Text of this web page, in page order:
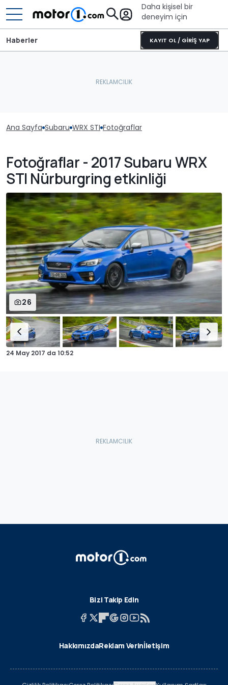
Daha kişisel bir
deneyim için
KAYIT OL / GİRİŞ YAP
Haberler
Ana Sayfa Subaru WRX STI Fotoğraflar
Fotoğraflar - 2017 Subaru WRX
STI Nürburgring etkinliği
26
24 May 2017 da 10:52
Bizi Takip Edin
HakkımızdaReklam Verinİletişim